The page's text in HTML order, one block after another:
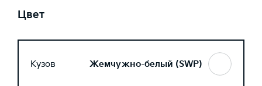
Цвет
Кузов Жемчужно-белый (SWP)